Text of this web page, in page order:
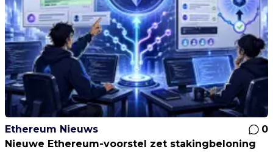
Ethereum Nieuws
0
Nieuwe Ethereum-voorstel zet stakingbeloning